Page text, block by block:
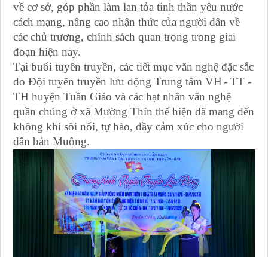
về cơ sở, góp phần làm lan tỏa tinh thần yêu nước
cách mạng, nâng cao nhận thức của người dân về
các chủ trương, chính sách quan trọng trong giai
đoạn hiện nay.
Tại buổi tuyên truyền, các tiết mục văn nghệ đặc sắc
do Đội tuyên truyền lưu động Trung tâm VH- TT -
TH huyện Tuần Giáo và các hạt nhân văn nghệ
quần chúng ở xã Mường Thín thể hiện đã mang đến
không khí sôi nổi, tự hào, đầy cảm xúc cho người
dân bản Muông.